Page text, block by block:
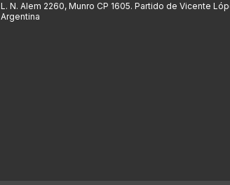
L. N. Alem 2260, Munro CP 1605. Partido de Vicente
Argentina